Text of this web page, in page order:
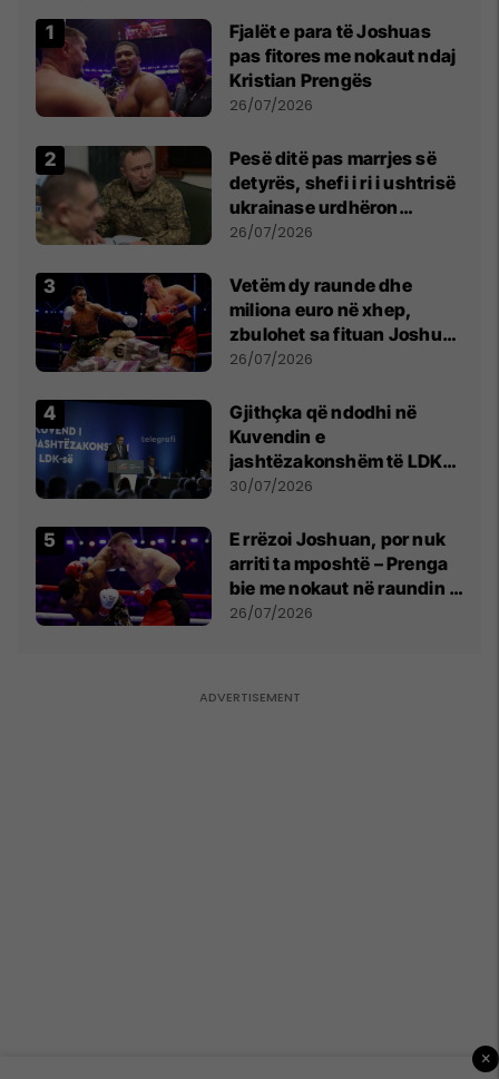
Fjalët e para të Joshuas
pas fitores me nokaut ndaj
Kristian Prengës
26/07/2026
Pesë ditë pas marrjes së
detyrës, shefi i ri i ushtrisë
ukrainase urdhëron
kontroll të madh
26/07/2026
Vetëm dy raunde dhe
miliona euro në xhep,
zbulohet sa fituan Joshua
e Prenga
26/07/2026
Gjithçka që ndodhi në
Kuvendin e
jashtëzakonshëm të LDK-
së
30/07/2026
E rrëzoi Joshuan, por nuk
arriti ta mposhtë – Prenga
bie me nokaut në raundin e
dytë
26/07/2026
×